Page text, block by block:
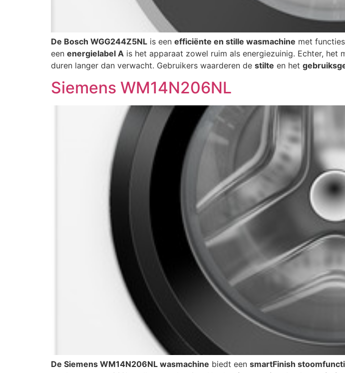
De Bosch WGG244Z5NL is een efficiënte en stille wasmachine met
een energielabel A is het apparaat zowel ruim als energiezuinig. Echter, het
duren langer dan verwacht. Gebruikers waarderen de stilte en het
Siemens WM14N206NL
De Siemens WM14N206NL wasmachine biedt een smartFinish